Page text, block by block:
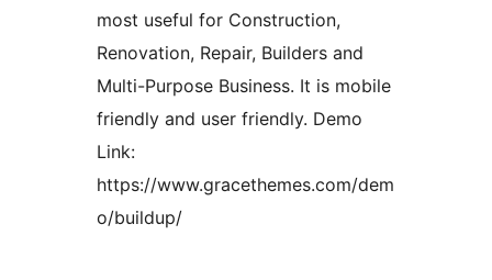
most useful for Construction,
Renovation, Repair, Builders and
Multi-Purpose Business. It is mobile
friendly and user friendly. Demo
Link:
https://www.gracethemes.com/dem
o/buildup/